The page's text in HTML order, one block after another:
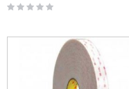
Rating:
0%